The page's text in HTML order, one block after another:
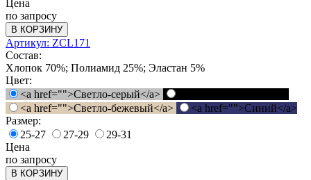
Цена
по запросу
В КОРЗИНУ
Артикул: ZCL171
Состав:
Хлопок 70%; Полиамид 25%; Эластан 5%
Цвет:
<a href="">Светло-серый</a>
<a href="">Светло-бежевый</a>
<a href="">Синий</a>
Размер:
25-27
27-29
29-31
Цена
по запросу
В КОРЗИНУ